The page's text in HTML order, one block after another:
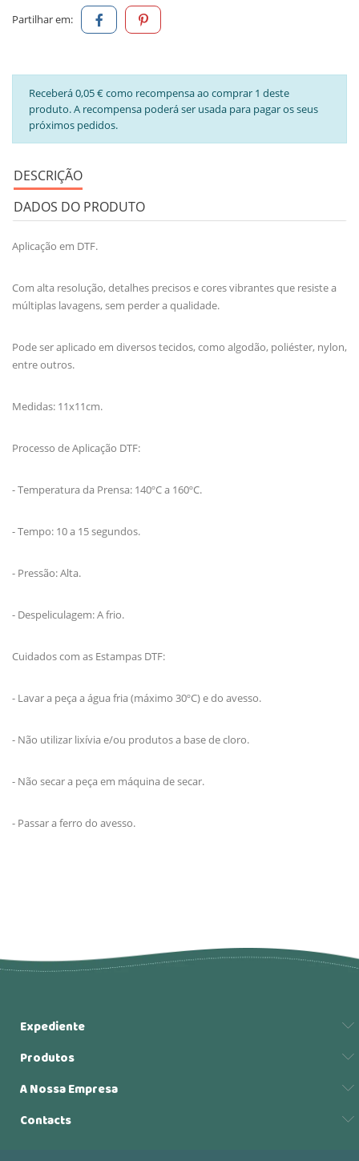
Partilhar em:
Receberá 0,05 € como recompensa ao comprar 1 deste
produto. A recompensa poderá ser usada para pagar os seus
próximos pedidos.
DESCRIÇÃO
DADOS DO PRODUTO
Aplicação em DTF.
Com alta resolução, detalhes precisos e cores vibrantes que resiste a
múltiplas lavagens, sem perder a qualidade.
Pode ser aplicado em diversos tecidos, como algodão, poliéster, nylon,
entre outros.
Medidas: 11x11cm.
Processo de Aplicação DTF:
- Temperatura da Prensa: 140ºC a 160ºC.
- Tempo: 10 a 15 segundos.
- Pressão: Alta.
- Despeliculagem: A frio.
Cuidados com as Estampas DTF:
- Lavar a peça a água fria (máximo 30ºC) e do avesso.
- Não utilizar lixívia e/ou produtos a base de cloro.
- Não secar a peça em máquina de secar.
- Passar a ferro do avesso.
Expediente
Produtos
A Nossa Empresa
Contacts